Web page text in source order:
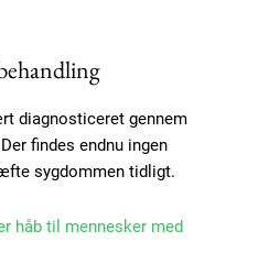
diagnosticeret gennem
findes endnu ingen
sygdommen tidligt.
håb til mennesker med